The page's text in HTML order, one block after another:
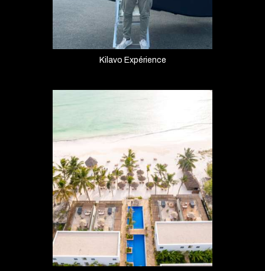
Kilavo Expérience